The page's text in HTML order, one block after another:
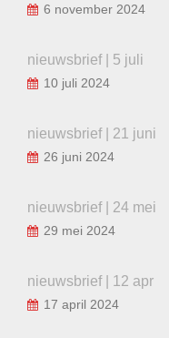
6 november 2024
nieuwsbrief | 5 juli
10 juli 2024
nieuwsbrief | 21 juni
26 juni 2024
nieuwsbrief | 24 mei
29 mei 2024
nieuwsbrief | 12 apr
17 april 2024